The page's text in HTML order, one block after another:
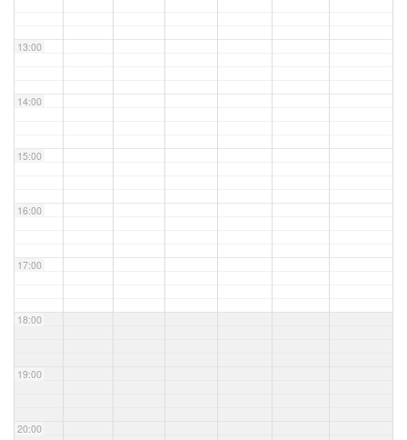
13:00
14:00
15:00
16:00
17:00
18:00
19:00
20:00